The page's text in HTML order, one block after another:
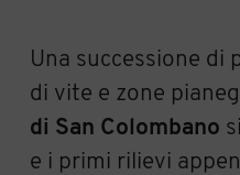
Una successione di
di vite e zone
di San Colombano
e i primi rilievi